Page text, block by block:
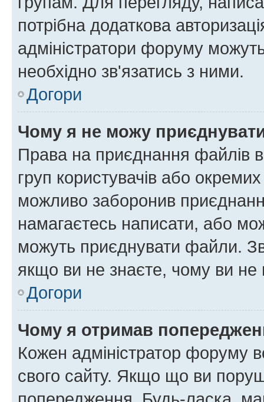
потрібна додаткова
адміністратори форуму
необхідно зв'язатись з ними.
Догори
Чому я не можу
Права на приєднання файлів
груп користувачів або
можливо заборонив
намагаєтесь написати, або
можуть приєднувати файли.
якщо ви не знаєте, чому ви
Догори
Чому я отримав
Кожен адміністратор форуму
свого сайту. Якщо що ви